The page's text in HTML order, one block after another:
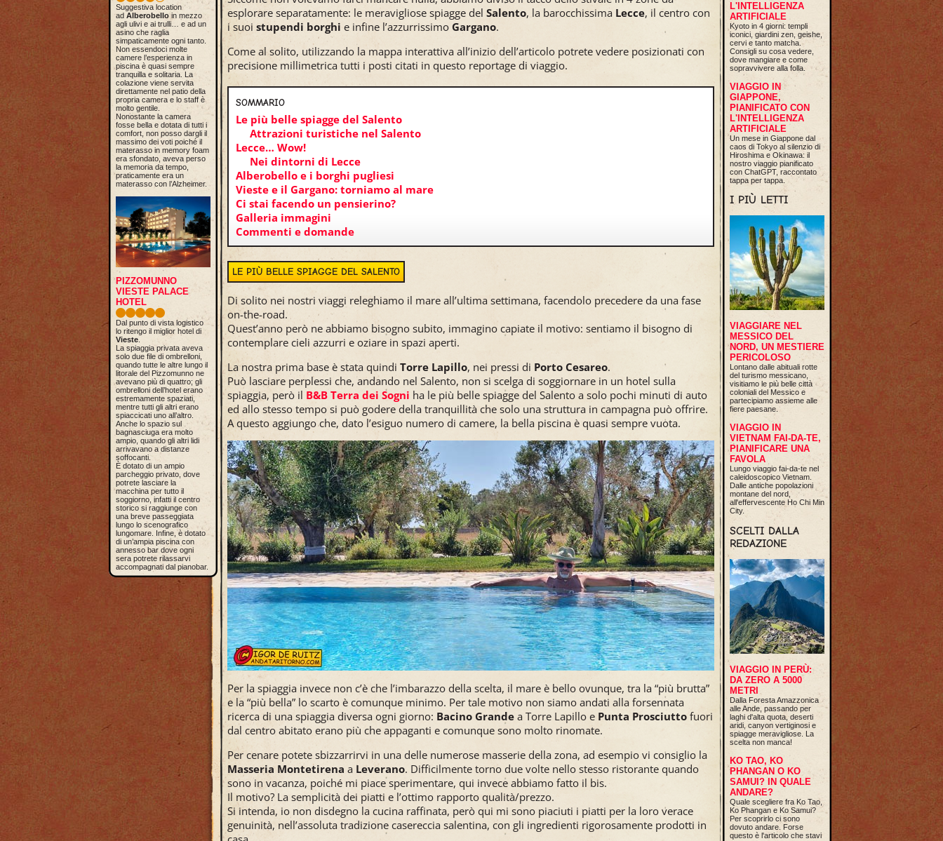
esplorare separatamente: le meravigliose spiagge del Salento, la barocchissima Lecce, il centro con
i suoi stupendi borghi e infine l’azzurrissimo Gargano.
Come al solito, utilizzando la mappa interattiva all’inizio dell’articolo potrete vedere posizionati con
precisione millimetrica tutti i posti citati in questo reportage di viaggio.
SOMMARIO
Le più belle spiagge del Salento
Attrazioni turistiche nel Salento
Lecce… Wow!
Nei dintorni di Lecce
Alberobello e i borghi pugliesi
Vieste e il Gargano: torniamo al mare
Ci stai facendo un pensierino?
Galleria immagini
Commenti e domande
LE PIÙ BELLE SPIAGGE DEL SALENTO
Di solito nei nostri viaggi releghiamo il mare all’ultima settimana, facendolo precedere da una fase
on-the-road.
Quest’anno però ne abbiamo bisogno subito, immagino capiate il motivo: sentiamo il bisogno di
contemplare cieli azzurri e oziare in spazi aperti.
La nostra prima base è stata quindi Torre Lapillo, nei pressi di Porto Cesareo.
Può lasciare perplessi che, andando nel Salento, non si scelga di soggiornare in un hotel sulla
spiaggia, però il B&B Terra dei Sogni ha le più belle spiagge del Salento a solo pochi minuti di auto
ed allo stesso tempo si può godere della tranquillità che solo una struttura in campagna può offrire.
A questo aggiungo che, dato l’esiguo numero di camere, la bella piscina è quasi sempre vuota.
Per la spiaggia invece non c’è che l’imbarazzo della scelta, il mare è bello ovunque, tra la “più brutta”
e la “più bella” lo scarto è comunque minimo. Per tale motivo non siamo andati alla forsennata
ricerca di una spiaggia diversa ogni giorno: Bacino Grande a Torre Lapillo e Punta Prosciutto fuori
dal centro abitato erano più che appaganti e comunque sono molto rinomate.
Per cenare potete sbizzarrirvi in una delle numerose masserie della zona, ad esempio vi consiglio la
Masseria Montetirena a Leverano. Difficilmente torno due volte nello stesso ristorante quando
sono in vacanza, poiché mi piace sperimentare, qui invece abbiamo fatto il bis.
Il motivo? La semplicità dei piatti e l’ottimo rapporto qualità/prezzo.
Si intenda, io non disdegno la cucina raffinata, però qui mi sono piaciuti i piatti per la loro verace
genuinità, nell’assoluta tradizione casereccia salentina, con gli ingredienti rigorosamente prodotti in
Suggestiva location
ad Alberobello in mezzo
agli ulivi e ai trulli… e ad un
asino che raglia
simpaticamente ogni tanto.
Non essendoci molte
camere l’esperienza in
piscina è quasi sempre
tranquilla e solitaria. La
colazione viene servita
direttamente nel patio della
propria camera e lo staff è
molto gentile.
Nonostante la camera
fosse bella e dotata di tutti i
comfort, non posso dargli il
massimo dei voti poiché il
materasso in memory foam
era sfondato, aveva perso
la memoria da tempo,
praticamente era un
materasso con l’Alzheimer.
PIZZOMUNNO
VIESTE PALACE
HOTEL
Dal punto di vista logistico
lo ritengo il miglior hotel di
Vieste
La spiaggia privata aveva
solo due file di ombrelloni,
quando tutte le altre lungo il
litorale del Pizzomunno ne
avevano più di quattro; gli
ombrelloni dell’hotel erano
estremamente spaziati,
mentre tutti gli altri erano
spiaccicati uno all’altro.
Anche lo spazio sul
bagnasciuga era molto
ampio, quando gli altri lidi
arrivavano a distanze
soffocanti.
È dotato di un ampio
parcheggio privato, dove
potrete lasciare la
macchina per tutto il
soggiorno, infatti il centro
storico si raggiunge con
una breve passeggiata
lungo lo scenografico
lungomare. Infine, è dotato
di un’ampia piscina con
annesso bar dove ogni
sera potrete rilassarvi
accompagnati dal pianobar.
L'INTELLIGENZA
ARTIFICIALE
Kyoto in 4 giorni: templi
iconici, giardini zen, geishe,
cervi e tanto matcha.
Consigli su cosa vedere,
dove mangiare e come
sopravvivere alla folla.
VIAGGIO IN
GIAPPONE,
PIANIFICATO CON
L'INTELLIGENZA
ARTIFICIALE
Un mese in Giappone dal
caos di Tokyo al silenzio di
Hiroshima e Okinawa: il
nostro viaggio pianificato
con ChatGPT, raccontato
tappa per tappa.
I PIÙ LETTI
VIAGGIARE NEL
MESSICO DEL
NORD, UN MESTIERE
PERICOLOSO
Lontano dalle abituali rotte
del turismo messicano,
visitiamo le più belle città
coloniali del Messico e
partecipiamo assieme alle
fiere paesane.
VIAGGIO IN
VIETNAM FAI-DA-TE,
PIANIFICARE UNA
FAVOLA
Lungo viaggio fai-da-te nel
caleidoscopico Vietnam.
Dalle antiche popolazioni
montane del nord,
all'effervescente Ho Chi Min
City.
SCELTI DALLA
REDAZIONE
VIAGGIO IN PERÙ:
DA ZERO A 5000
METRI
Dalla Foresta Amazzonica
alle Ande, passando per
laghi d'alta quota, deserti
aridi, canyon vertiginosi e
spiagge meravigliose. La
scelta non manca!
KO TAO, KO
PHANGAN O KO
SAMUI? IN QUALE
ANDARE?
Quale scegliere fra Ko Tao,
Ko Phangan e Ko Samui?
Per scoprirlo ci sono
dovuto andare. Forse
questo è l'articolo che stavi